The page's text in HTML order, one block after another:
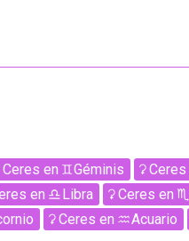
Ceres en Géminis Ceres
en Libra Ceres en
Ceres en Acuario